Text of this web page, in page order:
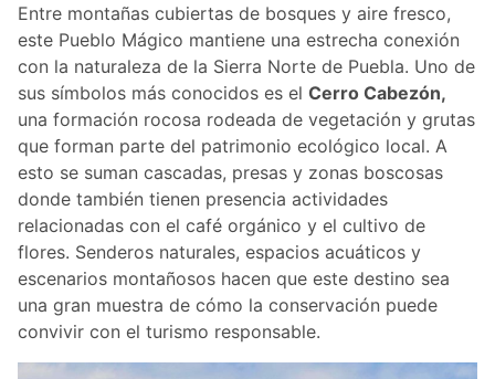
Entre montañas cubiertas de bosques y aire fresco,
este Pueblo Mágico mantiene una estrecha conexión
con la naturaleza de la Sierra Norte de Puebla. Uno de
sus símbolos más conocidos es el Cerro Cabezón,
una formación rocosa rodeada de vegetación y grutas
que forman parte del patrimonio ecológico local. A
esto se suman cascadas, presas y zonas boscosas
donde también tienen presencia actividades
relacionadas con el café orgánico y el cultivo de
flores. Senderos naturales, espacios acuáticos y
escenarios montañosos hacen que este destino sea
una gran muestra de cómo la conservación puede
convivir con el turismo responsable.